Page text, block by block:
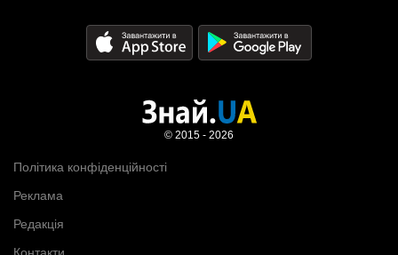
Політика конфіденційності
Реклама
Редакція
Контакти
© 2015 - 2026